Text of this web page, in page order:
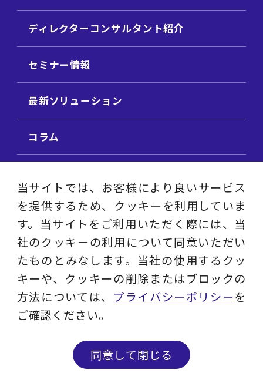
ディレクターコンサルタント紹介
セミナー情報
最新ソリューション
コラム
ビジネステーマ解説集
動画ライブラリ
採用サイト
プライバシーポリシー
ソーシャルメディアアカウントポリシー
© 2023 - 2026 Layers Consulting Co., Ltd.
当サイトでは、お客様により良いサービス
を提供するため、クッキーを利用していま
す。当サイトをご利用いただく際には、当
社のクッキーの利用について同意いただい
たものとみなします。当社の使用するクッ
キーや、クッキーの削除またはブロックの
方法については、 プライバシーポリシーを
ご確認ください。
同意して閉じる